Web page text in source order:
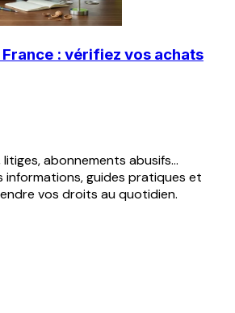
: vérifiez vos achats
abonnements abusifs...
informations, guides pratiques et
vos droits au quotidien.